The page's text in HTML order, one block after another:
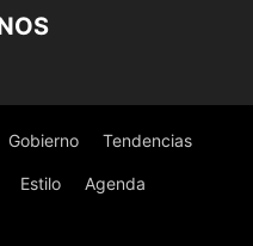
Gobierno Tendencias
Estilo Agenda